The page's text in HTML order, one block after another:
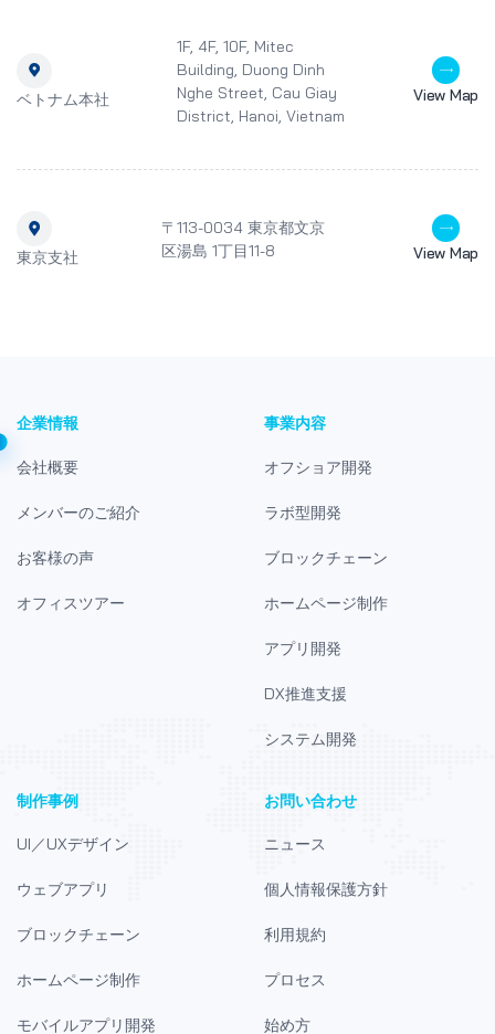
ベトナム本社
1F, 4F, 10F, Mitec
Building, Duong Dinh
Nghe Street, Cau Giay
District, Hanoi, Vietnam
View Map
東京支社
〒113-0034 東京都文京
区湯島 1丁目11-8
View Map
企業情報
会社概要
メンバーのご紹介
お客様の声
オフィスツアー
事業内容
オフショア開発
ラボ型開発
ブロックチェーン
ホームページ制作
アプリ開発
DX推進支援
システム開発
制作事例
UI／UXデザイン
ウェブアプリ
ブロックチェーン
ホームページ制作
モバイルアプリ開発
お問い合わせ
ニュース
個人情報保護方針
利用規約
プロセス
始め方